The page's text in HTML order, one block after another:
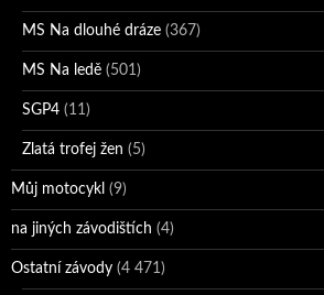
MS Na dlouhé dráze (367)
MS Na ledě (501)
SGP4 (11)
Zlatá trofej žen (5)
Můj motocykl (9)
na jiných závodištích (4)
Ostatní závody (4 471)